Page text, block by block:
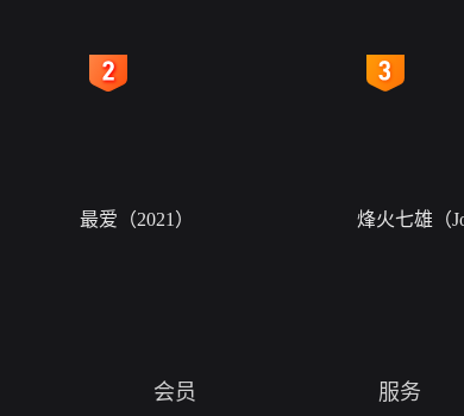
最爱（2021） 烽火七雄（
会员 服务